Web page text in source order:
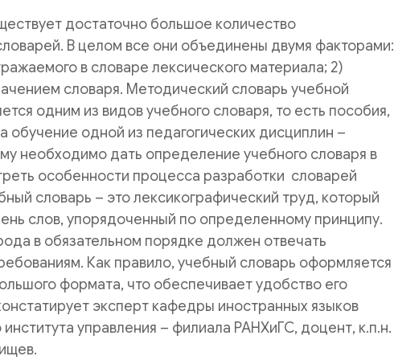
достаточно большое количество
В целом все они объединены двумя факторами:
в словаре лексического материала; 2)
словаря. Методический словарь учебной
одним из видов учебного словаря, то есть пособия,
обучение одной из педагогических дисциплин –
необходимо дать определение учебного словаря в
особенности процесса разработки словарей
словарь – это лексикографический труд, который
слов, упорядоченный по определенному принципу.
в обязательном порядке должен отвечать
Как правило, учебный словарь оформляется
формата, что обеспечивает удобство его
эксперт кафедры иностранных языков
управления – филиала РАНХиГС, доцент, к.п.н.